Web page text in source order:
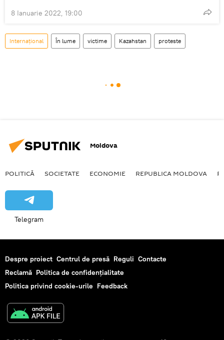
8 Ianuarie 2022, 19:00
Internațional În lume victime Kazahstan proteste
Moldova
POLITICĂ SOCIETATE ECONOMIE REPUBLICA MOLDOVA
Telegram
Despre proiect Centrul de presă Reguli Contacte
Reclamă Politica de confidențialitate
Politica privind cookie-urile Feedback